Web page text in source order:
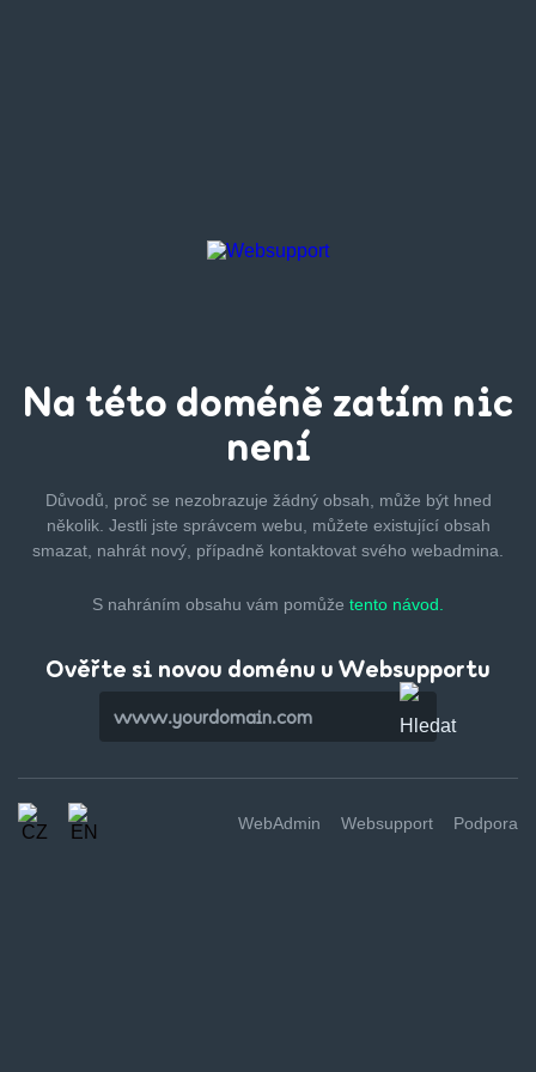
Na této doméně zatím nic
není
Důvodů, proč se nezobrazuje žádný obsah, může být hned
několik. Jestli jste správcem webu, můžete existující obsah
smazat, nahrát nový, případně kontaktovat svého webadmina.
S nahráním obsahu vám pomůže tento návod.
Ověřte si novou doménu u Websupportu
WebAdmin Websupport Podpora